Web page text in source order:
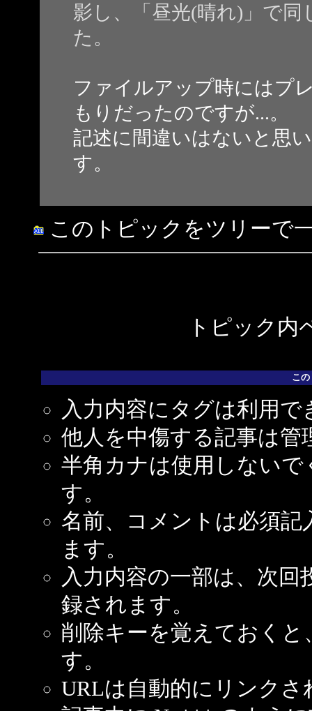
影し、「昼光(晴れ)」で
た。
ファイルアップ時にはプ
もりだったのですが...。
記述に間違いはないと思
す。
このトピックをツリーで
トピック内
こ
入力内容にタグは利用で
他人を中傷する記事は管
半角カナは使用しない
す。
名前、コメントは必須
ます。
入力内容の一部は、次
録されます。
削除キーを覚えておく
す。
URLは自動的にリンクさ